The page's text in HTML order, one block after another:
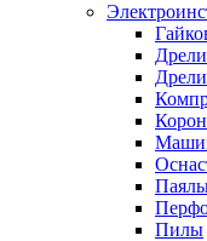
Дрели
Пилы